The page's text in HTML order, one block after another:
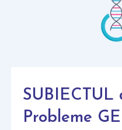
SUBIECTUL
Probleme